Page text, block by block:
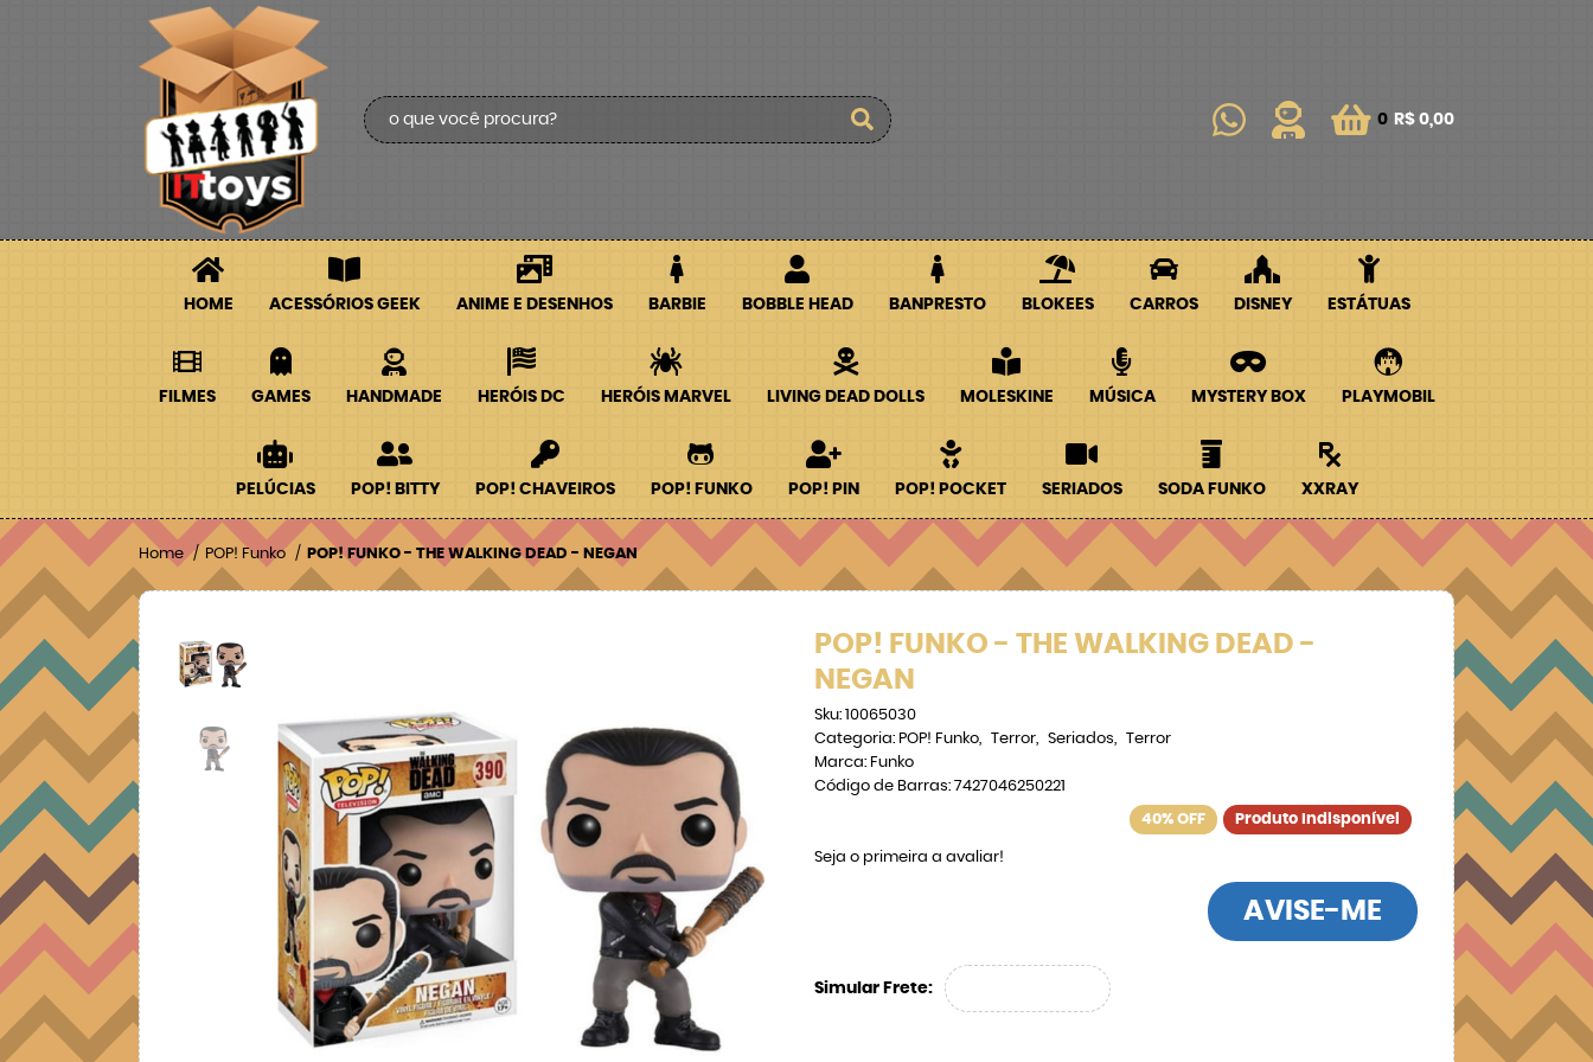
0 R$ 0,00
HOME ACESSÓRIOS GEEK ANIME E DESENHOS BARBIE BOBBLE HEAD BANPRESTO BLOKEES CARROS DISNEY ESTÁTUAS
FILMES GAMES HANDMADE HERÓIS DC HERÓIS MARVEL LIVING DEAD DOLLS MOLESKINE MÚSICA MYSTERY BOX PLAYMOBIL
PELÚCIAS POP! BITTY POP! CHAVEIROS POP! FUNKO POP! PIN POP! POCKET SERIADOS SODA FUNKO XXRAY
Home POP! Funko POP! FUNKO - THE WALKING DEAD - NEGAN
POP! FUNKO - THE WALKING DEAD -
NEGAN
Sku: 10065030
Categoria: POP! Funko Terror Seriados
Terror
Marca: Funko
Código de Barras: 7427046250221
40% OFF Produto Indisponível
Seja o primeira a avaliar!
AVISE-ME
Simular Frete: